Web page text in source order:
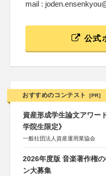
mail :
公式
おすすめのコンテスト [PR]
資産形成学生論文アワー
学院生限定》
一般社団法人資産運用業協会
2026年度版 音楽著作権
ン大募集